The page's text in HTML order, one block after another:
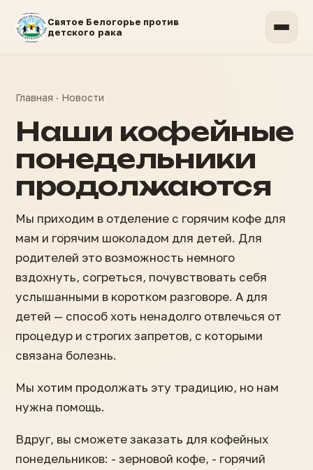
Святое Белогорье против
детского рака
Главная · Новости
Наши кофейные
понедельники
продолжаются
Мы приходим в отделение с горячим кофе для
мам и горячим шоколадом для детей. Для
родителей это возможность немного
вздохнуть, согреться, почувствовать себя
услышанными в коротком разговоре. А для
детей — способ хоть ненадолго отвлечься от
процедур и строгих запретов, с которыми
связана болезнь.
Мы хотим продолжать эту традицию, но нам
нужна помощь.
Вдруг, вы сможете заказать для кофейных
понедельников: - зерновой кофе, - горячий